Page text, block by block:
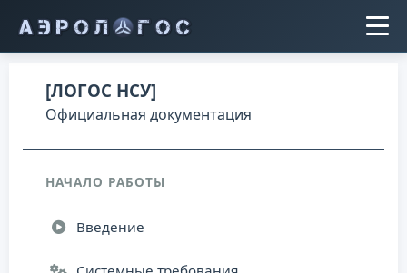
[ЛОГОС НСУ]
Официальная документация
НАЧАЛО РАБОТЫ
Введение